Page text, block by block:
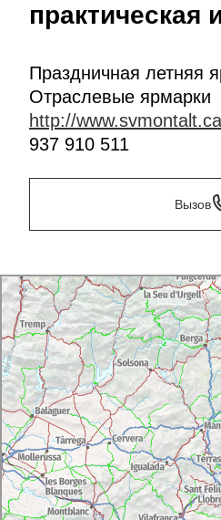
Праздничная летняя
Отраслевые ярмарки
http://
937 910 511
Вызов